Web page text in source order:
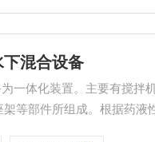
混合设备
一体化装置。主要有搅拌
等部件所组成。根据药液